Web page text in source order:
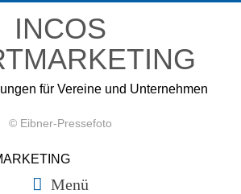
INCOS
für Vereine und Unternehmen
© Eibner-Pressefoto
Menü